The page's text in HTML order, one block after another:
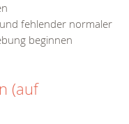
fehlender normaler
beginnen
(auf